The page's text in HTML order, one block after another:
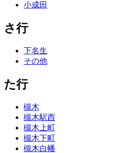
小成田
さ行
下名生
その他
た行
槻木
槻木駅西
槻木上町
槻木下町
槻木白幡